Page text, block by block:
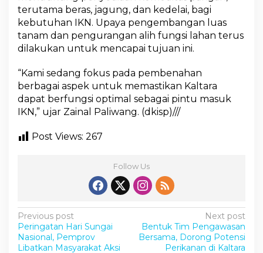
terutama beras, jagung, dan kedelai, bagi
kebutuhan IKN. Upaya pengembangan luas
tanam dan pengurangan alih fungsi lahan terus
dilakukan untuk mencapai tujuan ini.
“Kami sedang fokus pada pembenahan
berbagai aspek untuk memastikan Kaltara
dapat berfungsi optimal sebagai pintu masuk
IKN,” ujar Zainal Paliwang. (dkisp)///
Post Views: 267
Follow Us
P
o
Previous post
Peringatan Hari Sungai
Nasional, Pemprov
Libatkan Masyarakat Aksi
Next post
Bentuk Tim Pengawasan
Bersama, Dorong Potensi
Perikanan di Kaltara